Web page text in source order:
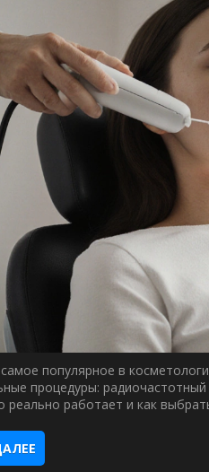
самое популярное в
процедуры:
реально работает и как